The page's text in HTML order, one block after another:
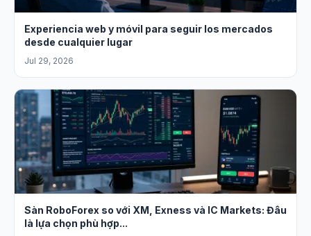
Experiencia web y móvil para seguir los mercados
desde cualquier lugar
Jul 29, 2026
Sàn RoboForex so với XM, Exness và IC Markets: Đâu
là lựa chọn phù hợp...